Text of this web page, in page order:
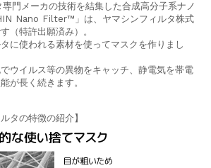
門メーカの技術を結集した合成高分子系ナノ
Nano Filter™」は、ヤマシンフィルタ株式
（特許出願済み）。
に使われる素材を使ってマスクを作りまし
ウイルス等の異物をキャッチ、静電気を帯電
が長く続きます。
タの特徴の紹介】